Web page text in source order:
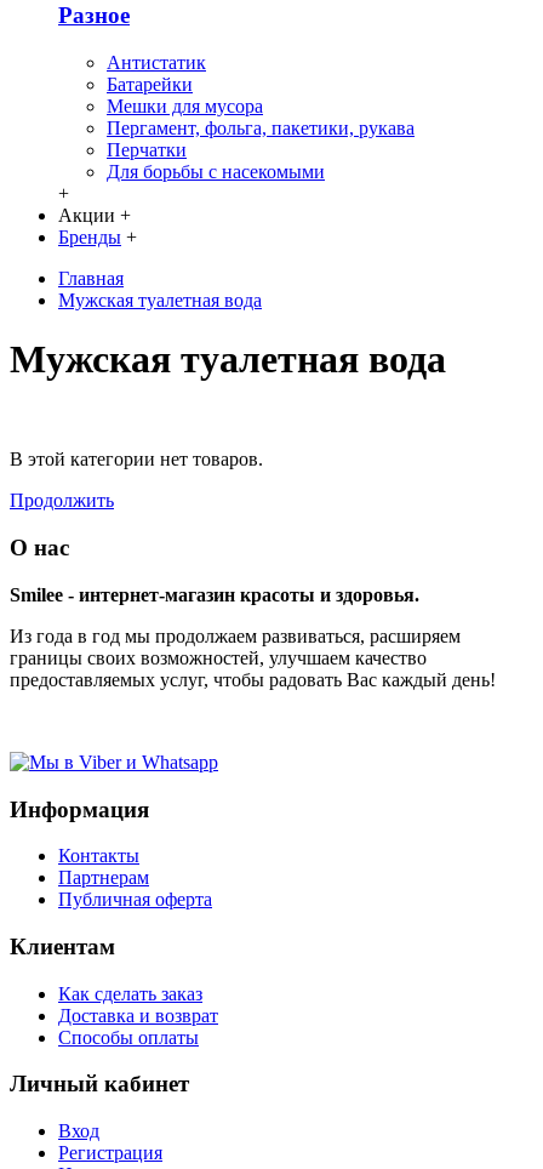
Разное
Антистатик
Батарейки
Мешки для мусора
Пергамент, фольга, пакетики, рукава
Перчатки
Для борьбы с насекомыми
+
Акции +
Бренды +
Главная
Мужская туалетная вода
Мужская туалетная вода
В этой категории нет товаров.
Продолжить
О нас
Smilee - интернет-магазин красоты и здоровья.
Из года в год мы продолжаем развиваться, расширяем
границы своих возможностей, улучшаем качество
предоставляемых услуг, чтобы радовать Вас каждый день!
Информация
Контакты
Партнерам
Публичная оферта
Клиентам
Как сделать заказ
Доставка и возврат
Способы оплаты
Личный кабинет
Вход
Регистрация